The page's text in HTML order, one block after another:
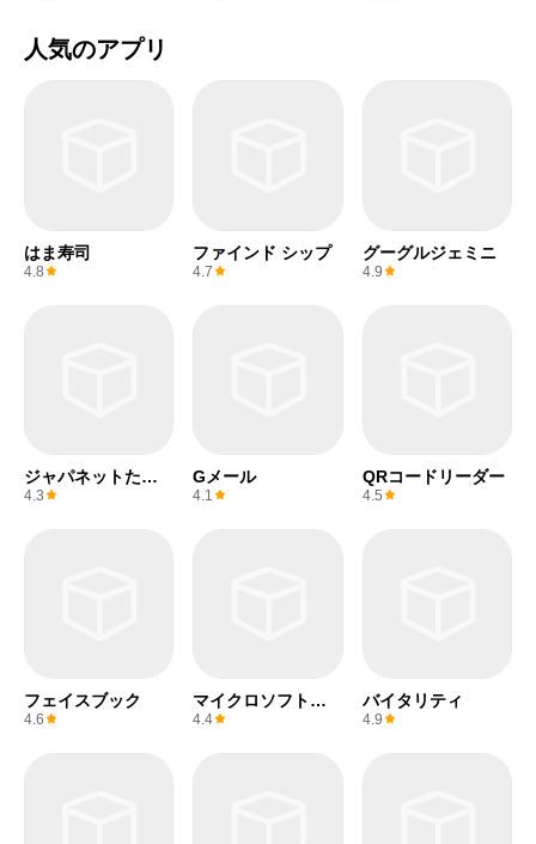
人気のアプリ
はま寿司
4.8
ファインド シップ
4.7
グーグルジェミニ
4.9
ジャパネットたか
た
4.3
Gメール
4.1
QRコードリーダー
4.5
フェイスブック
4.6
マイクロソフトエ
クセル
4.4
バイタリティ
4.9